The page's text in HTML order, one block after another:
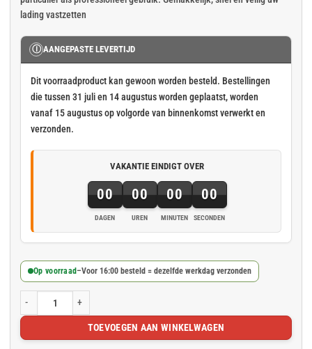
was:
is:
lading vastzetten
Ⓘ AANGEPASTE LEVERTIJD
Dit voorraadproduct kan gewoon worden besteld. Bestellingen
die tussen 31 juli en 14 augustus worden geplaatst, worden
vanaf 15 augustus op volgorde van binnenkomst verwerkt en
verzonden.
VAKANTIE EINDIGT OVER
00
DAGEN
00
UREN
00
MINUTEN
00
SECONDEN
Op voorraad –Voor 16:00 besteld = dezelfde werkdag verzonden
Spanband 25mm klemgesp 5m aantal
TOEVOEGEN AAN WINKELWAGEN